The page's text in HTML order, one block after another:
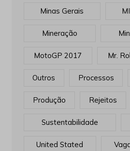
Minas Gerais
Mineração
MotoGP 2017 Mr.
Outros Processos
Produção Rejeitos
Sustentabilidade
United Stated